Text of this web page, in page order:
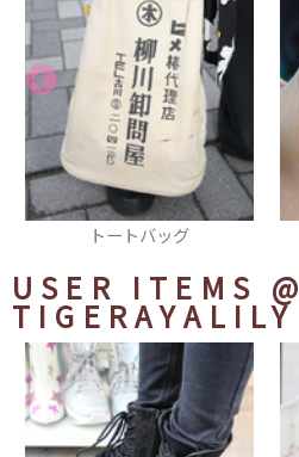
リング
USER ITEMS @
TIGERAYALILY